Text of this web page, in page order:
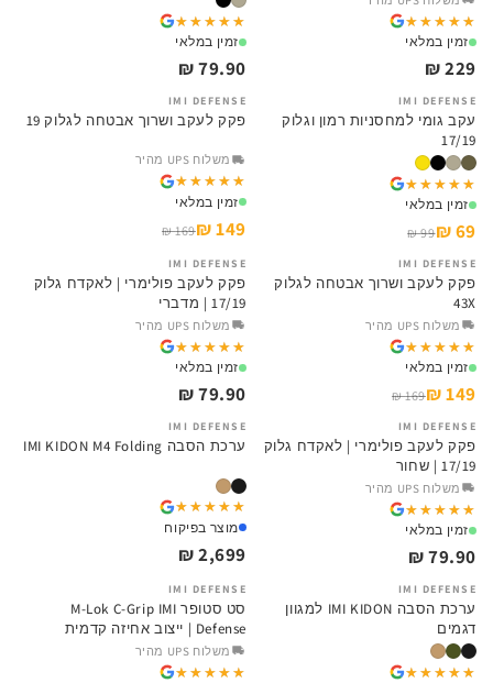
★★★★★
★★★★★
זמין במלאי
229 ₪
★★★★★
★★★★★
זמין במלאי
79.90 ₪
SALE
IMI DEFENSE
עקב גומי למחסניות רמון וגלוק
17/19
★★★★★
★★★★★
זמין במלאי
69 ₪
99 ₪
SALE
IMI DEFENSE
פקק לעקב ושרוך אבטחה לגלוק 19
משלוח UPS מהיר
★★★★★
★★★★★
זמין במלאי
149 ₪
169 ₪
SALE
IMI DEFENSE
פקק לעקב ושרוך אבטחה לגלוק
43X
משלוח UPS מהיר
★★★★★
★★★★★
זמין במלאי
149 ₪
169 ₪
IMI DEFENSE
פקק לעקב פולימרי | לאקדח גלוק
17/19 | מדברי
משלוח UPS מהיר
★★★★★
★★★★★
זמין במלאי
79.90 ₪
IMI DEFENSE
פקק לעקב פולימרי | לאקדח גלוק
17/19 | שחור
משלוח UPS מהיר
★★★★★
★★★★★
זמין במלאי
79.90 ₪
IMI DEFENSE
ערכת הסבה IMI KIDON M4 Folding
★★★★★
★★★★★
מוצר בפיקוח
2,699 ₪
IMI DEFENSE
ערכת הסבה IMI KIDON למגוון
דגמים
★★★★★
★★★★★
IMI DEFENSE
סט סטופר M-Lok C-Grip IMI
Defense | ייצוב אחיזה קדמית
משלוח UPS מהיר
★★★★★
★★★★★